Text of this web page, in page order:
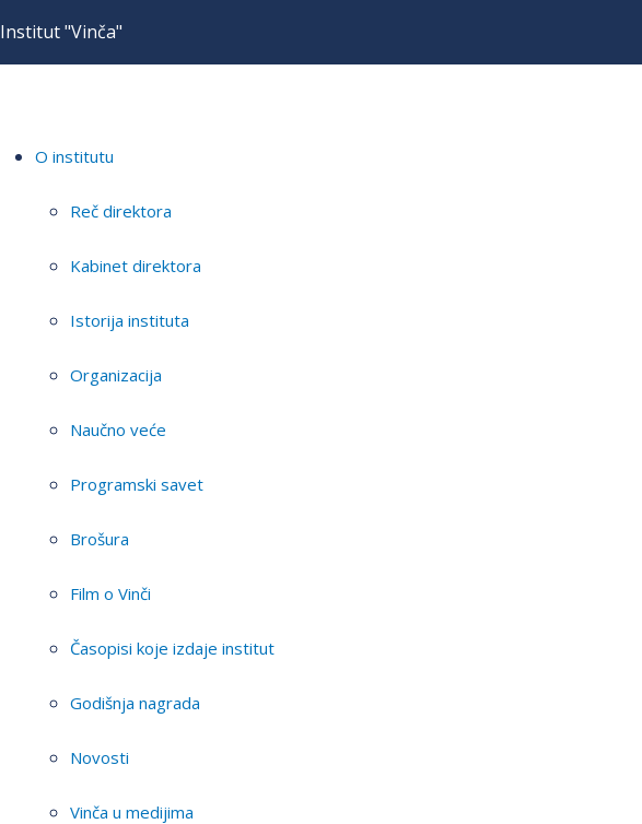
Institut "Vinča"
O institutu
Reč direktora
Kabinet direktora
Istorija instituta
Organizacija
Naučno veće
Programski savet
Brošura
Film o Vinči
Časopisi koje izdaje institut
Godišnja nagrada
Novosti
Vinča u medijima